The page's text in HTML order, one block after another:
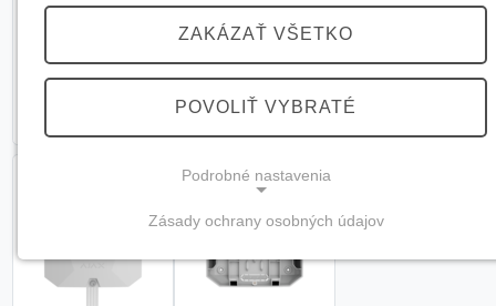
ZAKÁZAŤ VŠETKO
POVOLIŤ VYBRATÉ
Podrobné nastavenia
(vždy aktívne, nemožno vypnúť)
Zásady ochrany osobných údajov